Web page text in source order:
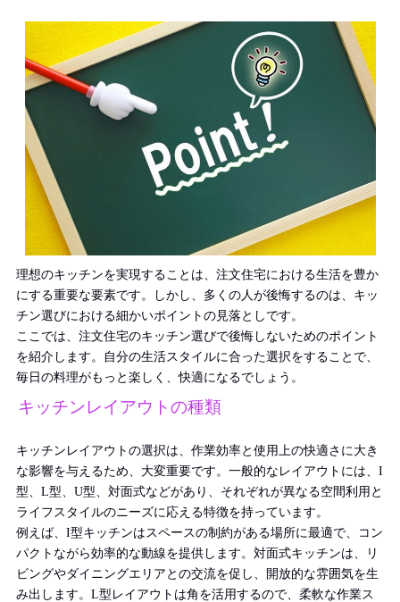
理想のキッチンを実現することは、注文住宅における生活を豊か
にする重要な要素です。しかし、多くの人が後悔するのは、キッ
チン選びにおける細かいポイントの見落としです。
ここでは、注文住宅のキッチン選びで後悔しないためのポイント
を紹介します。自分の生活スタイルに合った選択をすることで、
毎日の料理がもっと楽しく、快適になるでしょう。
キッチンレイアウトの種類
キッチンレイアウトの選択は、作業効率と使用上の快適さに大き
な影響を与えるため、大変重要です。一般的なレイアウトには、I
型、L型、U型、対面式などがあり、それぞれが異なる空間利用と
ライフスタイルのニーズに応える特徴を持っています。
例えば、I型キッチンはスペースの制約がある場所に最適で、コン
パクトながら効率的な動線を提供します。対面式キッチンは、リ
ビングやダイニングエリアとの交流を促し、開放的な雰囲気を生
み出します。L型レイアウトは角を活用するので、柔軟な作業ス